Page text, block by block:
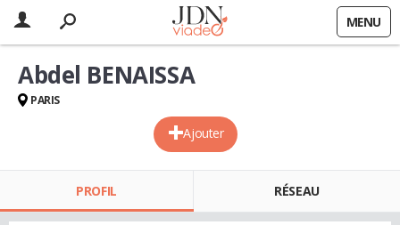
MENU
Ajouter
Abdel BENAISSA
PARIS
PROFIL RÉSEAU